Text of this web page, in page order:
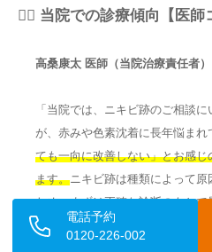
👨‍⚕️ 当院での診療傾向【医師
高桑康太 医師（当院治療責任者）
「当院では、ニキビ跡のご相談
が、赤みや色素沈着に長年悩まれ
ても一向に改善しない」とお感
ます。ニキビ跡は種類によって原
ため、まずは正確な診断のもと
が、改善への最短の近道です。
電話予約
0120-226-002